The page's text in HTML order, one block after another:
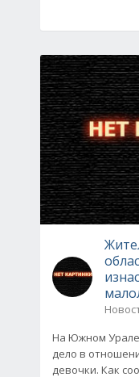
На Южном Урале
дело в
девочки. Как